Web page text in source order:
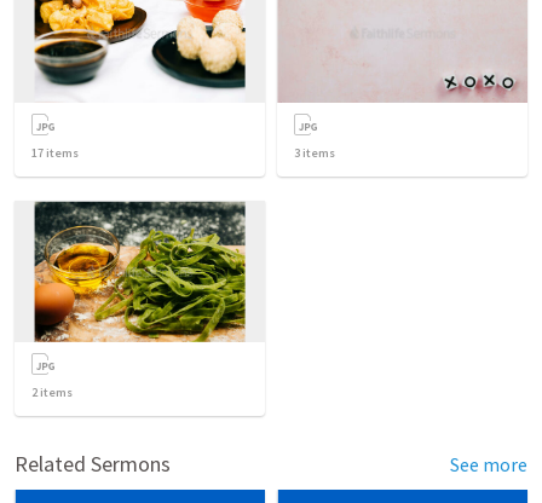
17 items 3 items
2items
Related Sermons See more